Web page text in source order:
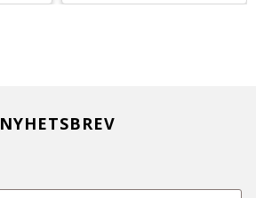
NYHETSBREV